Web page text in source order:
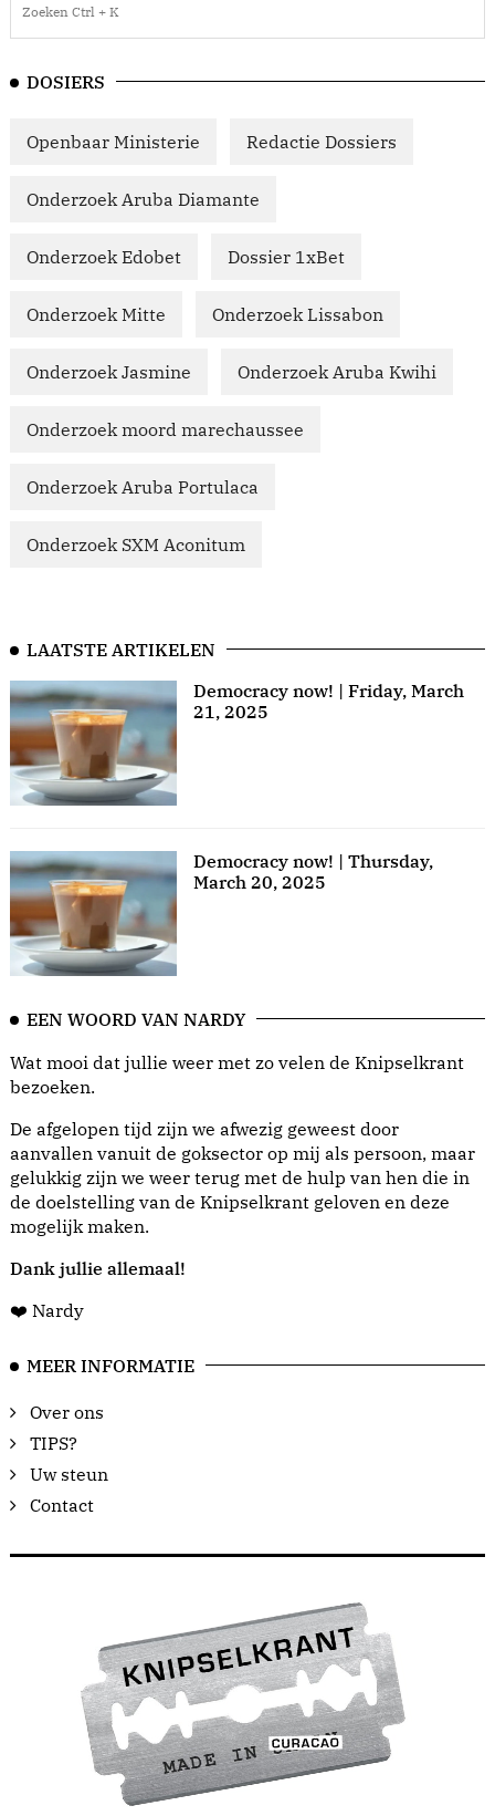
DOSIERS
Openbaar Ministerie Redactie Dossiers
Onderzoek Aruba Diamante
Onderzoek Edobet Dossier 1xBet
Onderzoek Mitte Onderzoek Lissabon
Onderzoek Jasmine Onderzoek Aruba Kwihi
Onderzoek moord marechaussee
Onderzoek Aruba Portulaca
Onderzoek SXM Aconitum
LAATSTE ARTIKELEN
Democracy now! | Friday, March
21, 2025
Democracy now! | Thursday,
March 20, 2025
EEN WOORD VAN NARDY
Wat mooi dat jullie weer met zo velen de Knipselkrant
bezoeken.
De afgelopen tijd zijn we afwezig geweest door
aanvallen vanuit de goksector op mij als persoon, maar
gelukkig zijn we weer terug met de hulp van hen die in
de doelstelling van de Knipselkrant geloven en deze
mogelijk maken.
Dank jullie allemaal!
❤️ Nardy
MEER INFORMATIE
Over ons
TIPS?
Uw steun
Contact